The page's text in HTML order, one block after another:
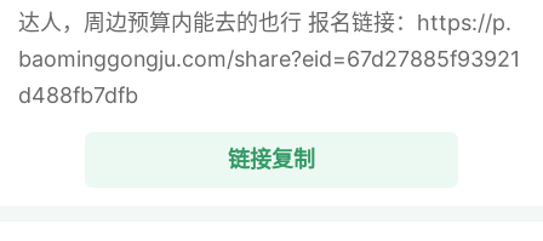
达人，周边预算内能去的也行 报名链接：https://p.
baominggongju.com/share?eid=67d27885f93921
d488fb7dfb
链接复制